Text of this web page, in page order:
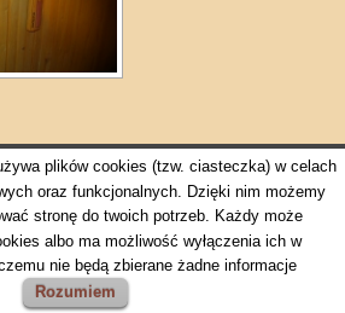
©www.dworek-mitro.pl
plików cookies (tzw. ciasteczka) w celach
oraz funkcjonalnych. Dzięki nim możemy
stronę do twoich potrzeb. Każdy może
albo ma możliwość wyłączenia ich w
nie będą zbierane żadne informacje
Rozumiem